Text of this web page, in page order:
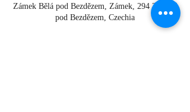
Zámek Bělá pod Bezdězem, Zámek, 294 21 Bělá
pod Bezdězem, Czechia